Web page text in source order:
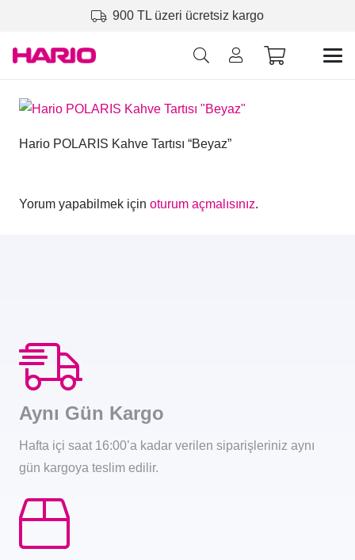
900 TL üzeri ücretsiz kargo
Hario POLARIS Kahve Tartısı “Beyaz”
Yorum yapabilmek için oturum açmalısınız.
Aynı Gün Kargo
Hafta içi saat 16:00’a kadar verilen siparişleriniz aynı
gün kargoya teslim edilir.